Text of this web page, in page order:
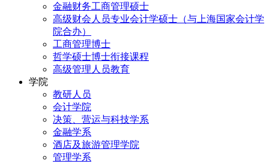
金融财务工商管理硕士
高级财会人员专业会计学硕士（与上海国家会计学
院合办）
工商管理博士
哲学硕士博士衔接课程
高级管理人员教育
学院
教研人员
会计学院
决策、营运与科技学系
金融学系
酒店及旅游管理学院
管理学系